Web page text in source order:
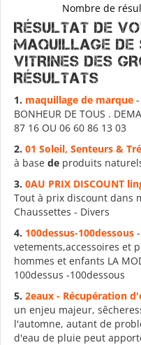
Nombre de
Résultat de
MAQUILLAGE DE
VITRINES DES
Résultats
1. maquillage de marque
BONHEUR DE TOUS .
87 16 OU 06 60 86 13 03
2. 01 Soleil, Senteurs &
à base de produits
3. 0AU PRIX DISCOUNT
Tout à prix discount dans
Chaussettes - Divers
4. 100dessus-100dessous
vetements,accessoires et
hommes et enfants LA
100dessus -100dessous
5. 2eaux - Récupération
un enjeu majeur,
l'automne, autant de
d'eau de pluie peut